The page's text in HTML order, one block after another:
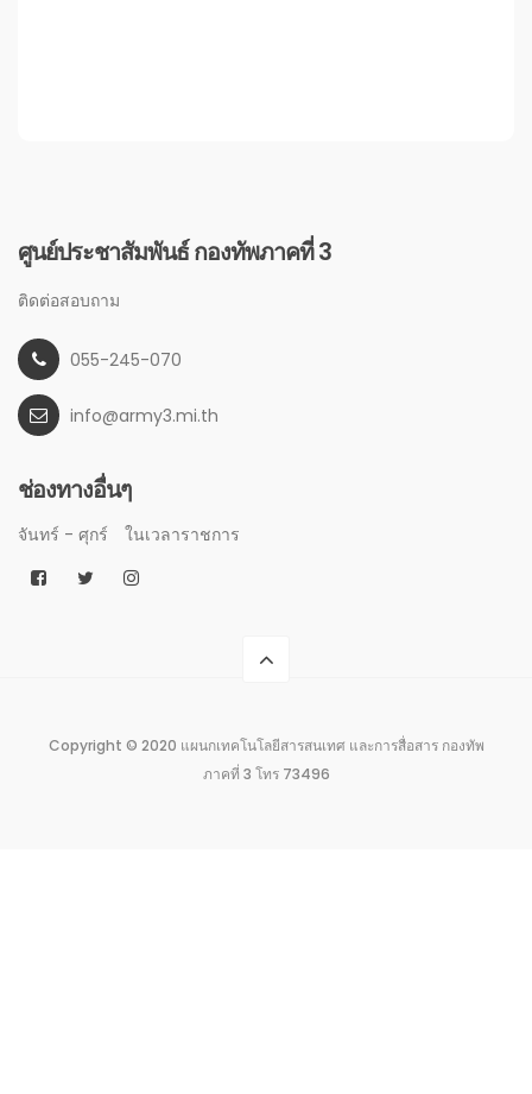
ศูนย์ประชาสัมพันธ์ กองทัพภาคที่ 3
ติดต่อสอบถาม
055-245-070
info@army3.mi.th
ช่องทางอื่นๆ
จันทร์ - ศุกร์ ในเวลาราชการ
Copyright © 2020 แผนกเทคโนโลยีสารสนเทศ และการสื่อสาร กองทัพ
ภาคที่ 3 โทร 73496